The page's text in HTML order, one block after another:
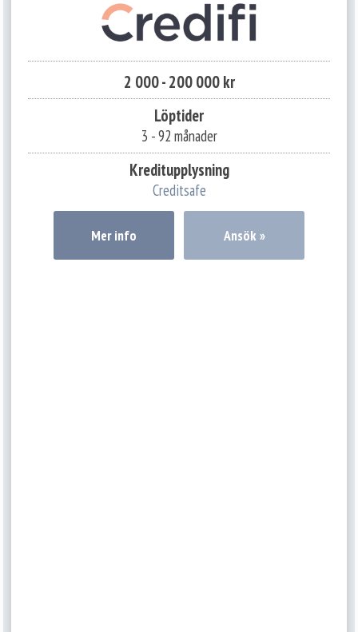
2 000 - 200 000 kr
Löptider
3 - 92 månader
Kreditupplysning
Creditsafe
Mer info Ansök »